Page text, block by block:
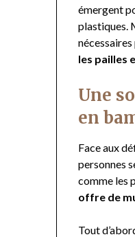
émergent
plastiques.
les pailles
Une
en
Face aux
personnes
comme les
offre de
Tout